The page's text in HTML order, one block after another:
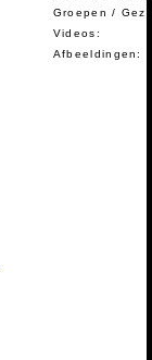
Groepen /
Videos:
Afbeeldingen: